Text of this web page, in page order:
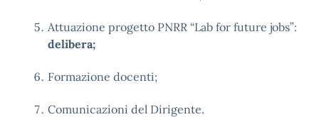
Attuazione progetto PNRR “Lab for future jobs”:
delibera;
Formazione docenti;
Comunicazioni del Dirigente.